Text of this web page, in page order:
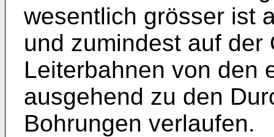
wesentlich grösser ist
und zumindest auf
Leiterbahnen von den
ausgehend zu den
Bohrungen verlaufen.